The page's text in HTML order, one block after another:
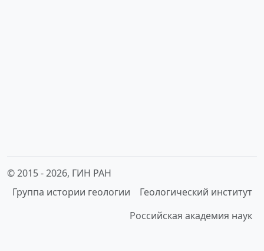
© 2015 -2026, ГИН РАН
Группа истории геологии
Геологический институт
Российская академия наук